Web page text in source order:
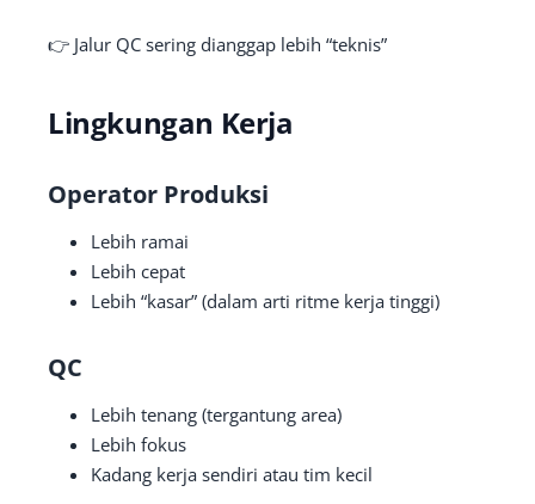
👉 Jalur QC sering dianggap lebih “teknis”
Lingkungan Kerja
Operator Produksi
Lebih ramai
Lebih cepat
Lebih “kasar” (dalam arti ritme kerja tinggi)
QC
Lebih tenang (tergantung area)
Lebih fokus
Kadang kerja sendiri atau tim kecil